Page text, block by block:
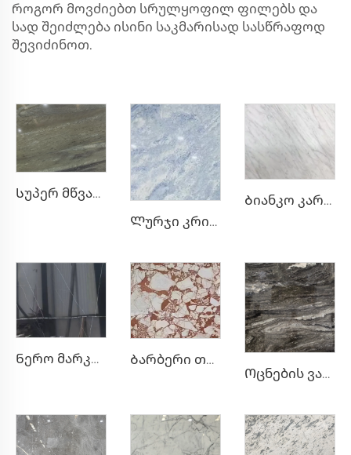
როგორ მოვძიებთ სრულყოფილ ფილებს და
სად შეიძლება ისინი საკმარისად სასწრაფოდ
შევიძინოთ.
Სუპერ მწვანე ბუნებრივი ქვის მარმარილო
Ლურჯი კრისტალი ნაცრისფერ-თეთრი ბუნებრივი ქვის მარმარილო ლურჯ-ნაცრისფერი ტექსტურით და შუქზე მოქანდაკებული ლაქებით
Ბიანკო კარარა თეთრი ნატურალური ქვის მარმარილო მსუბუქი ნაცრისფერი შეფერილობით
Ნერო მარკინის შავი ბუნებრივი ქვის მარმარილო თეთრი ნაკრების შეფერილობის ტექსტურით
Ბარბერი თეთრი ნატურალური ქვის მარმარილო უწესრიგო წითელ-ყვითელი ნახატით
Ოცნების ვარსკვლავური ბუნებრივი უნიკალური ნახშირბადის გრანიტის ფილა